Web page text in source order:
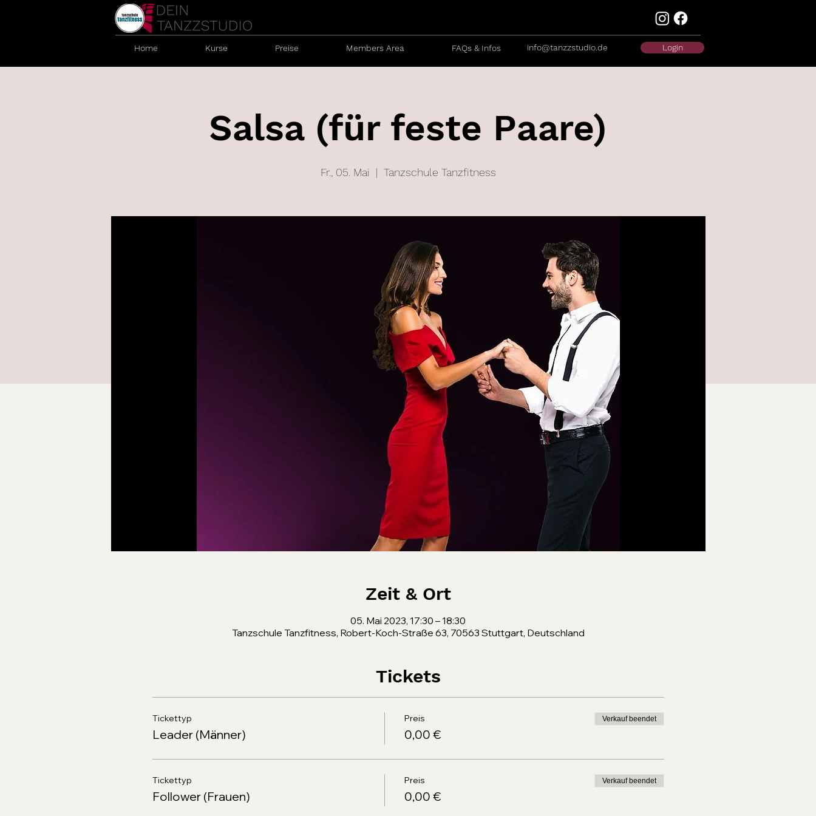
Home Kurse Preise Members Area FAQs & Infos Login
info@tanzzstudio.de
Salsa (für feste Paare)
Fr., 05. Mai
  |
Tanzschule Tanzfitness
Zeit & Ort
05. Mai 2023, 17:30 – 18:30
Tanzschule Tanzfitness, Robert-Koch-Straße 63, 70563 Stuttgart, Deutschland
Tickets
Tickettyp
Leader (Männer)
Preis
0,00 €
Verkauf beendet
Tickettyp
Follower (Frauen)
Preis
0,00 €
Verkauf beendet